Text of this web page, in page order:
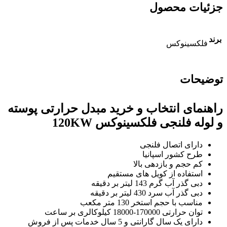
جزئیات محصول
برند فلکسینوکس
توضیحات
راهنمای انتخاب و خرید مبدل حرارتی پوسته
و لوله فلنجی فلکسینوکس 120KW
دارای اتصال فلنجی
طرح کشور اسپانیا
کم حجم و بازدهی بالا
استفاده از کویل های مستقیم
دبی گذر آب گرم 143 لیتر بر دقیقه
دبی گذر آب سرد 430 لیتر بر دقیقه
مناسب با حجم استخر 130 متر مکعب
توان حرارتی 170000-18000 کیلوکالری بر ساعت
دارای یک سال گارانتی و 5 سال خدمات پس از فروش